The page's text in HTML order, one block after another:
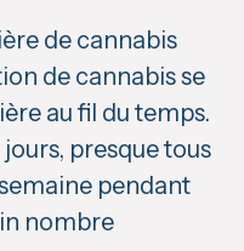
de cannabis
de cannabis se
au fil du temps.
presque tous
pendant
nombre